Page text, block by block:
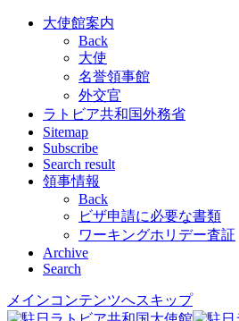
大使館案内
Back
大使
名誉領事館
外交官
ラトビア共和国外務省
Sitemap
Subscribe
Search result
領事情報
Back
ビザ申請に必要な書類
ワーキングホリデー査証
Archive
Search
メインコンテンツへスキップ